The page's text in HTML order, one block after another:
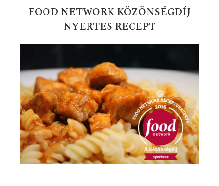
FOOD NETWORK KÖZÖNSÉGDÍJ
NYERTES RECEPT